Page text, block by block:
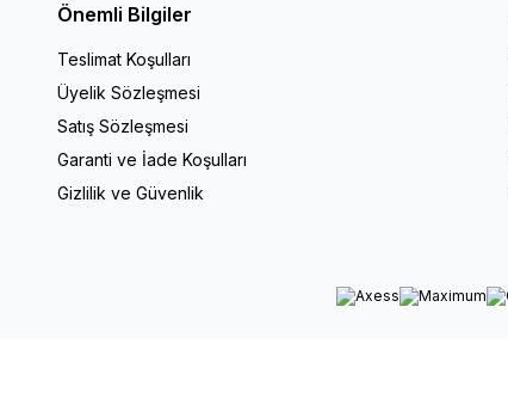
Önemli Bilgiler
Teslimat Koşulları
Üyelik Sözleşmesi
Satış Sözleşmesi
Garanti ve İade Koşulları
Gizlilik ve Güvenlik